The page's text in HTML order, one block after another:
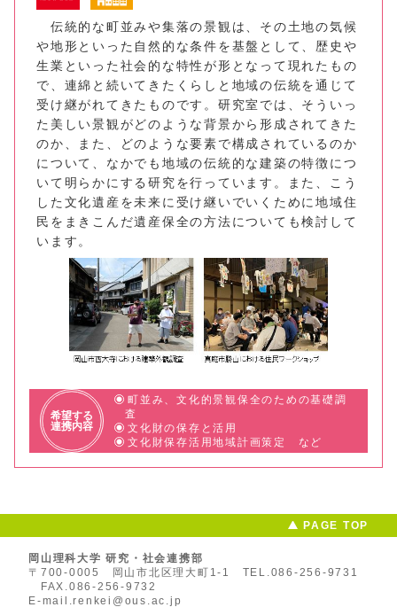
伝統的な町並みや集落の景観は、その土地の気候
や地形といった自然的な条件を基盤として、歴史や
生業といった社会的な特性が形となって現れたもの
で、連綿と続いてきたくらしと地域の伝統を通じて
受け継がれてきたものです。研究室では、そういっ
た美しい景観がどのような背景から形成されてきた
のか、また、どのような要素で構成されているのか
について、なかでも地域の伝統的な建築の特徴につ
いて明らかにする研究を行っています。また、こう
した文化遺産を未来に受け継いでいくために地域住
民をまきこんだ遺産保全の方法についても検討して
います。
希望する
連携内容
町並み、文化的景観保全のための基礎調
査
文化財の保存と活用
文化財保存活用地域計画策定 など
PAGE TOP
岡山理科大学 研究・社会連携部
〒700-0005 岡山市北区理大町1-1
TEL.086-256-9731
FAX.086-256-9732
E-mail.renkei@ous.ac.jp